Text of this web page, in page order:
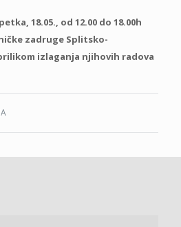
18.05., od 12.00 do 18.00h
zadruge Splitsko-
izlaganja njihovih radova